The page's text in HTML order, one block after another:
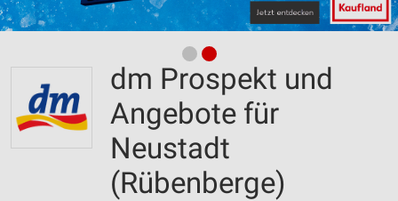
dm Prospekt und
Angebote für
Neustadt
(Rübenberge)